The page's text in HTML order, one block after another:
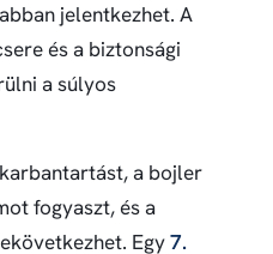
jelentkezhet. A
és a biztonsági
a súlyos
a bojler
fogyaszt, és a
Egy7.